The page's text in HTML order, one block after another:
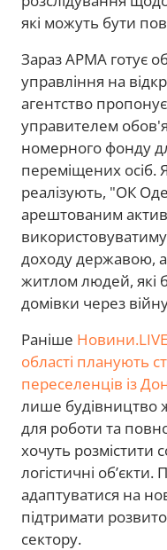
які можуть бути
Зараз АРМА готує
управління на
агентство
управителем
номерного фонду
переміщених
реалізують, "ОК
арештованим
доходу державою,
житлом людей, які
домівки через
Раніше Новини.LIVE
області планують
переселенців із
лише будівництво
для роботи та
хочуть розмістити
логістичні
адаптуватися на
підтримати
сектору.